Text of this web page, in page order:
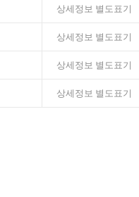
상세정보 별도표기
상세정보 별도표기
상세정보 별도표기
상세정보 별도표기